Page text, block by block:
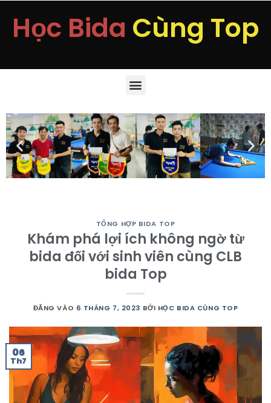
Học Bida Cùng Top
TỔNG HỢP BIDA TOP
Khám phá lợi ích không ngờ từ
bida đối với sinh viên cùng CLB
bida Top
ĐĂNG VÀO 6 THÁNG 7, 2023 BỞI HỌC BIDA CÙNG TOP
06
Th7